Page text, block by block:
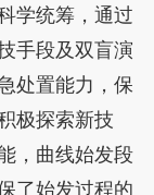
学统筹，通过
手段及双盲演
处置能力，保
极探索新技
，曲线始发段
了始发过程的